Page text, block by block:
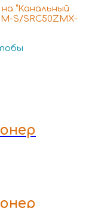
“Канальный
S/SRC50ZMX-